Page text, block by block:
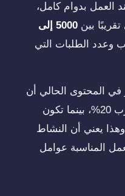
العمل بدوام كامل،
بين
5000 إلى
وعدد الطلبات التي
في المحتوى الحالي أن
التطبيق يحصل على نسبة تقارب 20%، بينما تكون
يعني أن النشاط
المناسبة عوامل